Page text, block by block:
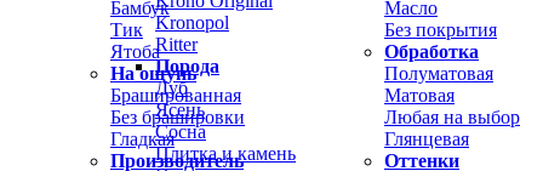
Бамбук
Тик
Ятоба
На ощупь
Брашированная
Без брашировки
Гладкая
Производитель
Масло
Без покрытия
Обработка
Полуматовая
Матовая
Любая на выбор
Глянцевая
Оттенки
Kronopol
Ritter
Порода
Дуб
Ясень
Сосна
Плитка и камень